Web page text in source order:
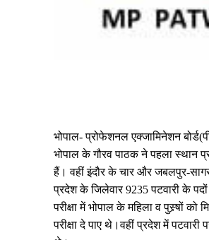
भोपाल- प्रोफेशनल एक्जामिनेशन
भोपाल के गौरव पाठक ने पहला स्थान
हैं। वहीं इंदौर के चार और जबलपुर-
प्रदेश के जिलेवार 9235 पटवारी के
परीक्षा में भोपाल के महिला व पुस्र्षों
परीक्षा दे पाए थे।वहीं प्रदेश में